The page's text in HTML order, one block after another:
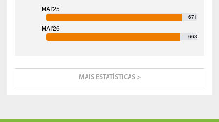
671
663
MAIS ESTATÍSTICAS >